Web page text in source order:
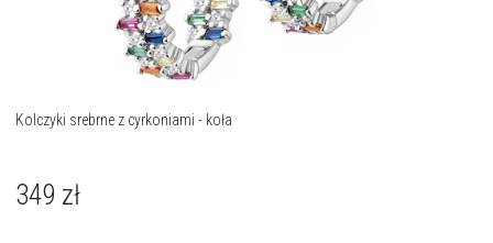
Kolczyki srebrne z cyrkoniami - koła
349 zł